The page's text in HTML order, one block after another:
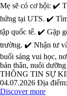
Mẹ sẽ có cơ hội: ✔️
hứng tại UTS. ✔️
tập quốc tế. ✔️ Gặp
trường. ✔️ Nhận tư
buổi sáng vui học,
bản thân, nuôi
THÔNG TIN SỰ
04.07.2026 Địa
Discover more